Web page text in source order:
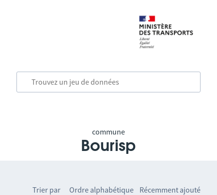
commune
Bourisp
Trier par Ordre alphabétique Récemment ajouté